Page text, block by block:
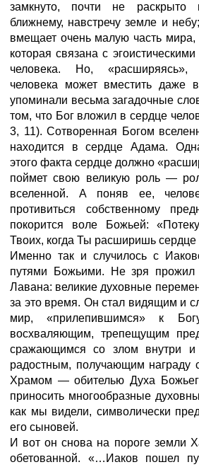
замкнуто, почти не раскрыто
ближнему, навстречу земле и
вмещает очень малую часть мира,
которая связана с
человека. Но, «расширяясь»,
человека может вместить даже
упоминали весьма загадочные
том, что Бог вложил в сердце
3, 11). Сотворенная Богом
находится в сердце Адама.
этого факта сердце должно
поймет свою великую роль —
вселенной. А поняв ее,
противиться собственному
покорится воле Божьей:
Твоих, когда Ты расширишь сердце
Именно так и случилось с
путями Божьими. Не зря прожил
Лавана: великие духовные
за это время. Он стал видящим и
мир, «прилепившимся» к
восхваляющим, трепещущим
сражающимся со злом внутри и
радостным, получающим
Храмом — обителью Духа
приносить многообразные
как мы видели, символически
его сыновей.
И вот он снова на пороге земли
обетованной. «…Иаков пошел